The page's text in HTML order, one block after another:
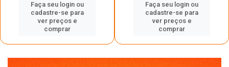
Faça seu login ou
cadastre-se para
ver preços e
comprar
Faça seu login ou
cadastre-se para
ver preços e
comprar